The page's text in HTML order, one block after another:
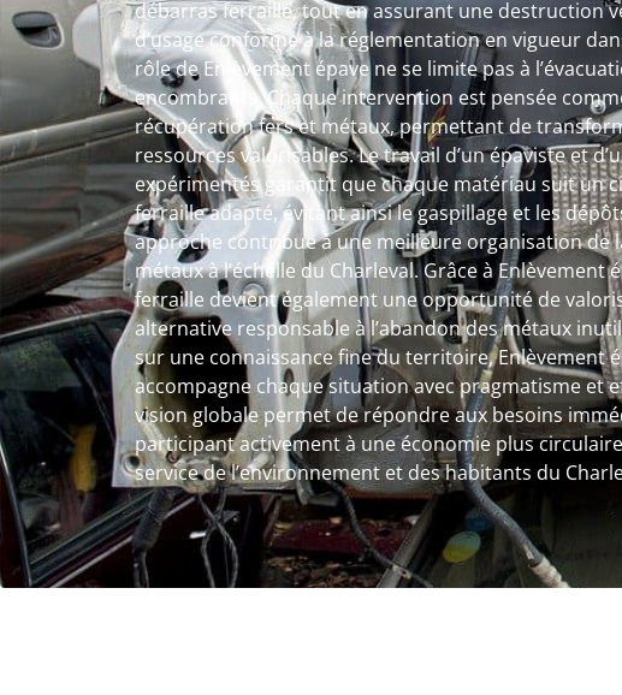
débarras ferraille, tout en assurant une destruction
d’usage conforme à la réglementation en vigueur
rôle de Enlèvement épave ne se limite pas à
encombrants. Chaque intervention est pensée
récupération fers et métaux, permettant de
ressources valorisables. Le travail d’un épaviste et
expérimentés garantit que chaque matériau suit un
ferraille adapté, évitant ainsi le gaspillage et les
approche contribue à une meilleure organisation de
métaux à l’échelle du Charleval. Grâce à Enlèvement
ferraille devient également une opportunité de
alternative responsable à l’abandon des métaux
sur une connaissance fine du territoire, Enlèvement
accompagne chaque situation avec pragmatisme et
vision globale permet de répondre aux besoins
participant activement à une économie plus
service de l’environnement et des habitants du